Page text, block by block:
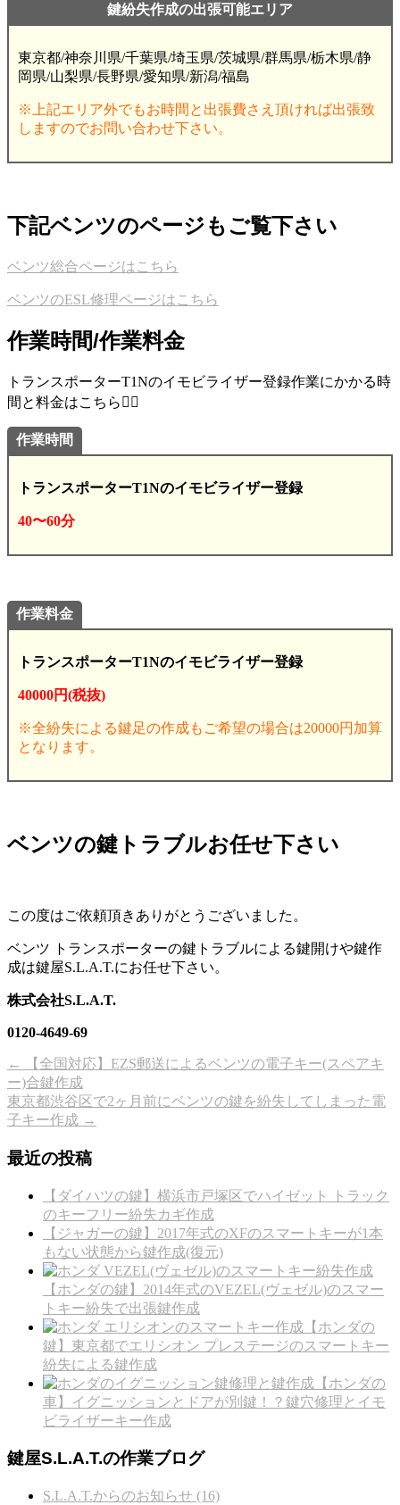
鍵紛失作成の出張可能エリア
東京都/神奈川県/千葉県/埼玉県/茨城県/群馬県/栃木県/静
岡県/山梨県/長野県/愛知県/新潟/福島
※上記エリア外でもお時間と出張費さえ頂ければ出張致
しますのでお問い合わせ下さい。
下記ベンツのページもご覧下さい
ベンツ総合ページはこちら
ベンツのESL修理ページはこちら
作業時間/作業料金
トランスポーターT1Nのイモビライザー登録作業にかかる時
間と料金はこちら💁‍♂️
作業時間
トランスポーターT1Nのイモビライザー登録
40〜60分
作業料金
トランスポーターT1Nのイモビライザー登録
40000円(税抜)
※全紛失による鍵足の作成もご希望の場合は20000円加算
となります。
ベンツの鍵トラブルお任せ下さい
この度はご依頼頂きありがとうございました。
ベンツ トランスポーターの鍵トラブルによる鍵開けや鍵作
成は鍵屋S.L.A.T.にお任せ下さい。
株式会社S.L.A.T.
0120-4649-69
←
【全国対応】EZS郵送によるベンツの電子キー(スペアキ
ー)合鍵作成
東京都渋谷区で2ヶ月前にベンツの鍵を紛失してしまった電
子キー作成 →
最近の投稿
【ダイハツの鍵】横浜市戸塚区でハイゼット トラック
のキーフリー紛失カギ作成
【ジャガーの鍵】2017年式のXFのスマートキーが1本
もない状態から鍵作成(復元)
【ホンダの鍵】2014年式のVEZEL(ヴェゼル)のスマー
トキー紛失で出張鍵作成
【ホンダの
鍵】東京都でエリシオン プレステージのスマートキー
紛失による鍵作成
【ホンダの
車】イグニッションとドアが別鍵！？鍵穴修理とイモ
ビライザーキー作成
鍵屋S.L.A.T.の作業ブログ
S.L.A.T.からのお知らせ (16)